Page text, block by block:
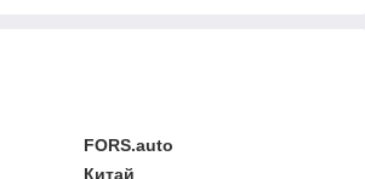
FORS.auto
Китай